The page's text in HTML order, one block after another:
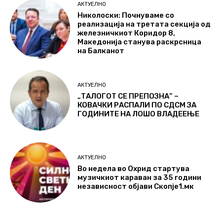
АКТУЕЛНО
Николоски: Почнуваме со
реализација на третата секција од
железничкиот Коридор 8,
Македонија станува раскрсница
на Балканот
АКТУЕЛНО
„ТАЛОГОТ СЕ ПРЕПОЗНА“ –
КОВАЧКИ РАСПАЛИ ПО СДСМ ЗА
ГОДИНИТЕ НА ЛОШО ВЛАДЕЕЊЕ
АКТУЕЛНО
Во недела во Охрид стартува
музичкиот караван за 35 години
независност објави Скопје1.мк